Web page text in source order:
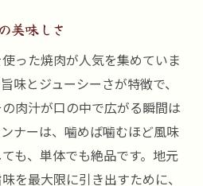
美味しさ
った焼肉が人気を集めていま
味とジューシーさが特徴で、
肉汁が口の中で広がる瞬間は
ナーは、噛めば噛むほど風味
も、単体でも絶品です。地元
を最大限に引き出すために、